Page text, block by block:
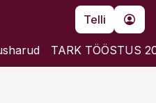
Telli
TARK TÖÖSTUS